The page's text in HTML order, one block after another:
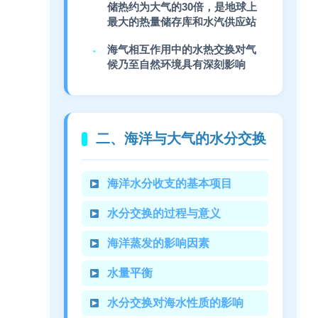
储热约为大气的30倍，是地球上
最大的热量储存库和水汽供应站
海气相互作用中的水热交换对气
候乃至自然环境具有深刻影响
二、海洋与大气的水分交换
海洋水分收支的基本项目
水分交换的过程与意义
海洋蒸发的影响因素
水量平衡
水分交换对海水性质的影响